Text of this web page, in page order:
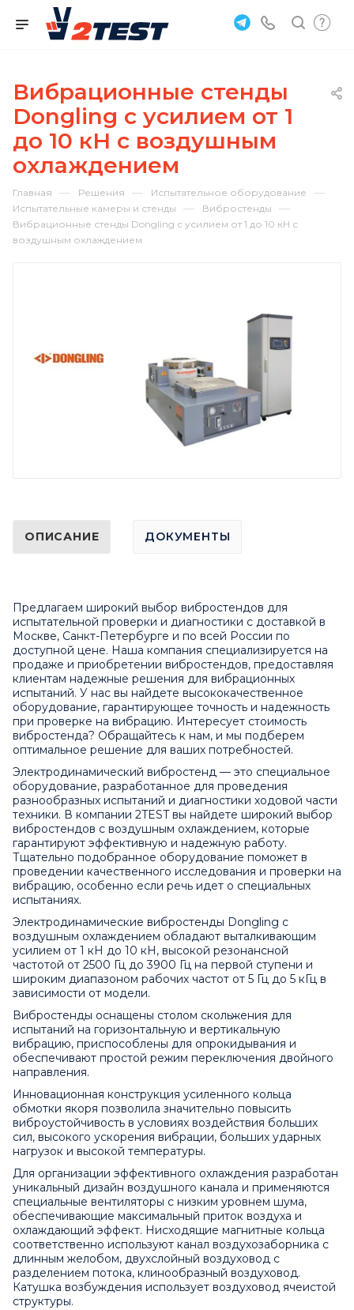
Вибрационные стенды
Dongling с усилием от 1
до 10 кН с воздушным
охлаждением
Главная — Решения — Испытательное оборудование —
Испытательные камеры и стенды — Вибростенды —
Вибрационные стенды Dongling с усилием от 1 до 10 кН с
воздушным охлаждением
ОПИСАНИЕ ДОКУМЕНТЫ
Предлагаем широкий выбор вибростендов для
испытательной проверки и диагностики с доставкой в
Москве, Санкт-Петербурге и по всей России по
доступной цене. Наша компания специализируется на
продаже и приобретении вибростендов, предоставляя
клиентам надежные решения для вибрационных
испытаний. У нас вы найдете высококачественное
оборудование, гарантирующее точность и надежность
при проверке на вибрацию. Интересует стоимость
вибростенда? Обращайтесь к нам, и мы подберем
оптимальное решение для ваших потребностей.
Электродинамический вибростенд — это специальное
оборудование, разработанное для проведения
разнообразных испытаний и диагностики ходовой части
техники. В компании 2TEST вы найдете широкий выбор
вибростендов с воздушным охлаждением, которые
гарантируют эффективную и надежную работу.
Тщательно подобранное оборудование поможет в
проведении качественного исследования и проверки на
вибрацию, особенно если речь идет о специальных
испытаниях.
Электродинамические вибростенды Dongling с
воздушным охлаждением обладают выталкивающим
усилием от 1 кН до 10 кН, высокой резонансной
частотой от 2500 Гц до 3900 Гц на первой ступени и
широким диапазоном рабочих частот от 5 Гц до 5 кГц в
зависимости от модели.
Вибростенды оснащены столом скольжения для
испытаний на горизонтальную и вертикальную
вибрацию, приспособлены для опрокидывания и
обеспечивают простой режим переключения двойного
направления.
Инновационная конструкция усиленного кольца
обмотки якоря позволила значительно повысить
виброустойчивость в условиях воздействия больших
сил, высокого ускорения вибрации, больших ударных
нагрузок и высокой температуры.
Для организации эффективного охлаждения разработан
уникальный дизайн воздушного канала и применяются
специальные вентиляторы с низким уровнем шума,
обеспечивающие максимальный приток воздуха и
охлаждающий эффект. Нисходящие магнитные кольца
соответственно используют канал воздухозаборника с
длинным желобом, двухслойный воздуховод с
разделением потока, клинообразный воздуховод.
Катушка возбуждения использует воздуховод ячеистой
структуры.